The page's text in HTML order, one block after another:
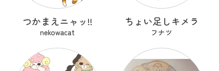
つかまえニャッ!!
nekowacat
ちょい足しキメラ
フナツ